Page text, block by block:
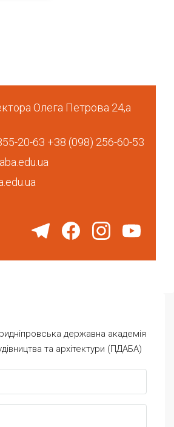
Олега Петрова 24,а
20-63 +38 (098) 256-60-53
державна академія
та архітектури (ПДАБА)